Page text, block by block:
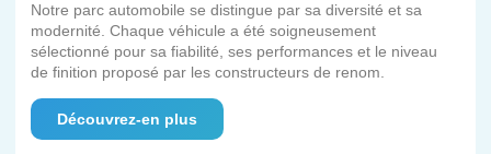
Notre parc automobile se distingue par sa diversité et sa
modernité. Chaque véhicule a été soigneusement
sélectionné pour sa fiabilité, ses performances et le niveau
de finition proposé par les constructeurs de renom.
Découvrez-en plus